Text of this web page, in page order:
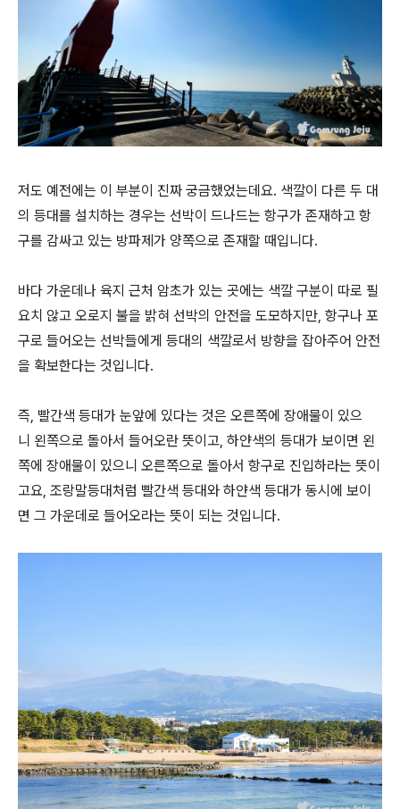
저도 예전에는 이 부분이 진짜 궁금했었는데요. 색깔이 다른 두 대
의 등대를 설치하는 경우는 선박이 드나드는 항구가 존재하고 항
구를 감싸고 있는 방파제가 양쪽으로 존재할 때입니다.
바다 가운데나 육지 근처 암초가 있는 곳에는 색깔 구분이 따로 필
요치 않고 오로지 불을 밝혀 선박의 안전을 도모하지만, 항구나 포
구로 들어오는 선박들에게 등대의 색깔로서 방향을 잡아주어 안전
을 확보한다는 것입니다.
즉, 빨간색 등대가 눈앞에 있다는 것은 오른쪽에 장애물이 있으
니 왼쪽으로 돌아서 들어오란 뜻이고, 하얀색의 등대가 보이면 왼
쪽에 장애물이 있으니 오른쪽으로 돌아서 항구로 진입하라는 뜻이
고요, 조랑말등대처럼 빨간색 등대와 하얀색 등대가 동시에 보이
면 그 가운데로 들어오라는 뜻이 되는 것입니다.